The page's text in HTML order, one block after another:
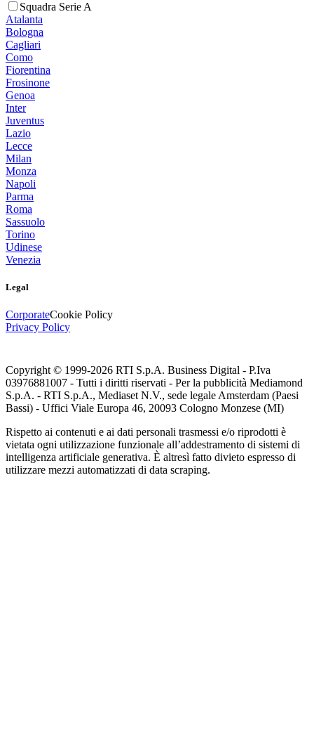
Squadra Serie A
Atalanta
Bologna
Cagliari
Como
Fiorentina
Frosinone
Genoa
Inter
Juventus
Lazio
Lecce
Milan
Monza
Napoli
Parma
Roma
Sassuolo
Torino
Udinese
Venezia
Legal
CorporateCookie Policy
Privacy Policy
Copyright © 1999-2026 RTI S.p.A. Business Digital - P.Iva
03976881007 - Tutti i diritti riservati - Per la pubblicità Mediamond
S.p.A. - RTI S.p.A., Mediaset N.V., sede legale Amsterdam (Paesi
Bassi) - Uffici Viale Europa 46, 20093 Cologno Monzese (MI)
Rispetto ai contenuti e ai dati personali trasmessi e/o riprodotti è
vietata ogni utilizzazione funzionale all’addestramento di sistemi di
intelligenza artificiale generativa. È altresì fatto divieto espresso di
utilizzare mezzi automatizzati di data scraping.